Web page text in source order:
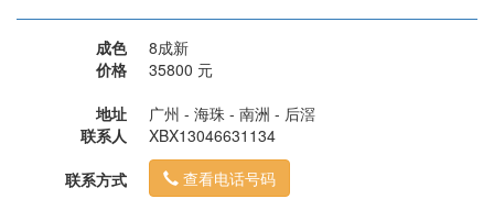
成色
8成新
价格
35800 元
地址
广州 - 海珠 - 南洲 - 后滘
联系人
XBX13046631134
联系方式
查看电话号码